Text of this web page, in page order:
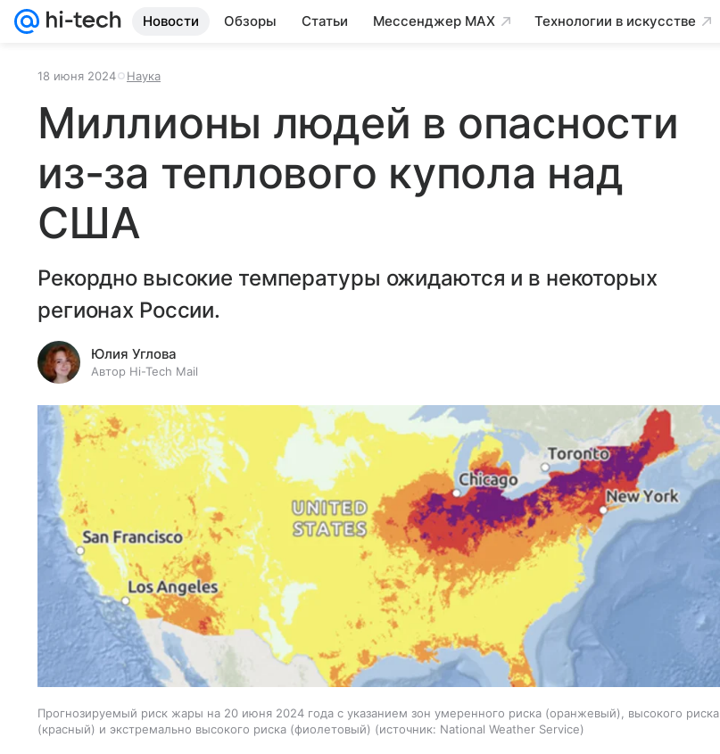
Новости Обзоры Статьи Мессенджер MAX Технологии в искусстве
18 июня 2024 Наука
Миллионы людей в опасности
из-за теплового купола над
США
Рекордно высокие температуры ожидаются и в некоторых
регионах России.
Юлия Углова
Автор Hi-Tech Mail
Прогнозируемый риск жары на 20 июня 2024 года с указанием зон умеренного риска (оранжевый), высокого риска
(красный) и экстремально высокого риска (фиолетовый)
источник: National Weather Service